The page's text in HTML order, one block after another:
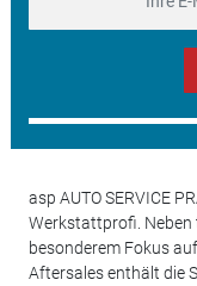
asp AUTO SERVICE
Werkstattprofi.
besonderem Fokus
Aftersales enthält die